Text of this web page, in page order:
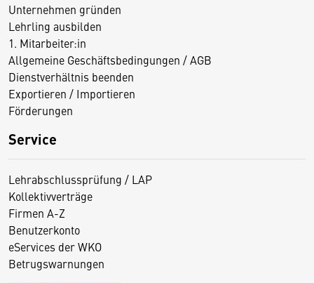
Unternehmen gründen
Lehrling ausbilden
1. Mitarbeiter:in
Allgemeine Geschäftsbedingungen / AGB
Dienstverhältnis beenden
Exportieren / Importieren
Förderungen
Service
Lehrabschlussprüfung / LAP
Kollektivverträge
Firmen A-Z
Benutzerkonto
eServices der WKO
Betrugswarnungen